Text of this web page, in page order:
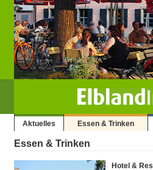
Aktuelles Essen & Trinken
Essen & Trinken
Hotel &